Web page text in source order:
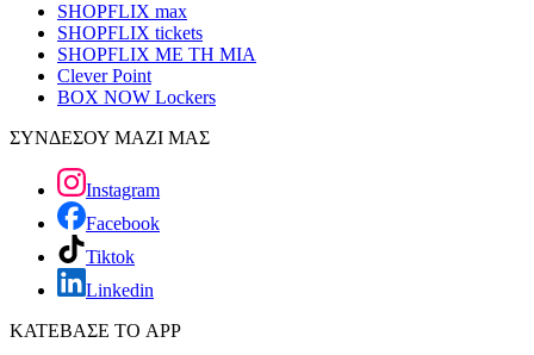
SHOPFLIX max
SHOPFLIX tickets
SHOPFLIX ΜΕ ΤΗ ΜΙΑ
Clever Point
BOX NOW Lockers
ΣΥΝΔΕΣΟΥ ΜΑΖΙ ΜΑΣ
Instagram
Facebook
Tiktok
Linkedin
ΚΑΤΕΒΑΣΕ ΤΟ APP